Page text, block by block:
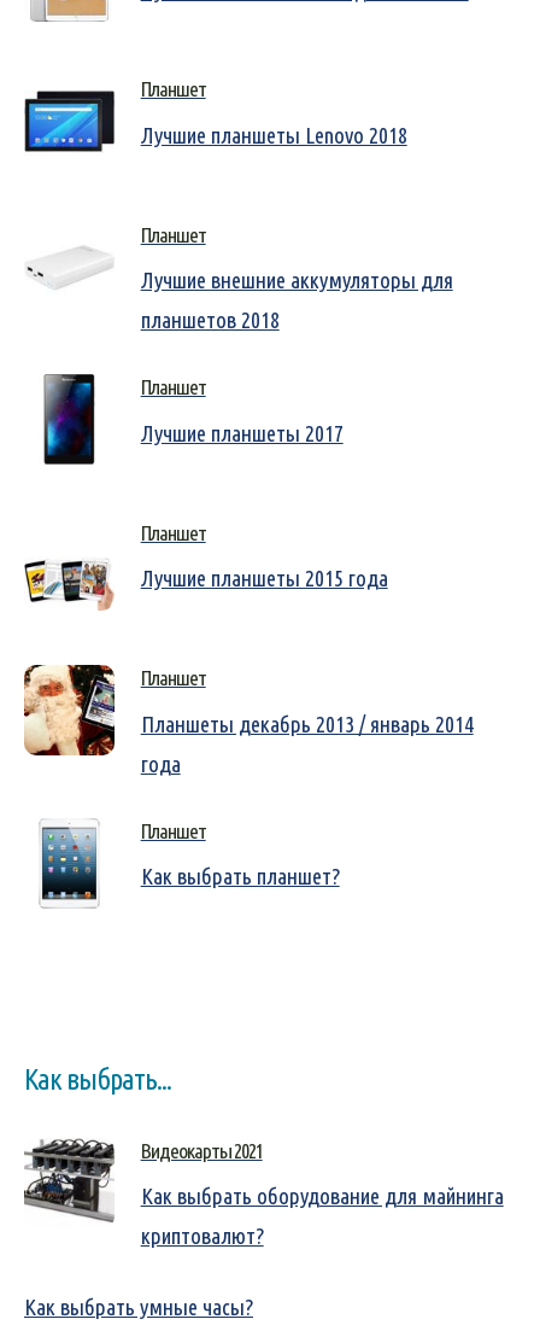
Планшет
Лучшие планшеты Lenovo 2018
Планшет
Лучшие внешние аккумуляторы для
планшетов 2018
Планшет
Лучшие планшеты 2017
Планшет
Лучшие планшеты 2015 года
Планшет
Планшеты декабрь 2013 / январь 2014
года
Планшет
Как выбрать планшет?
Как выбрать...
Видеокарты 2021
Как выбрать оборудование для майнинга
криптовалют?
Как выбрать умные часы?